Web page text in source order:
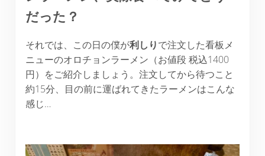
だった？
それでは、この日の僕が利しりで注文した看板メ
ニューのオロチョンラーメン（お値段 税込1400
円）をご紹介しましょう。注文してから待つこと
約15分、目の前に運ばれてきたラーメンはこんな
感じ…